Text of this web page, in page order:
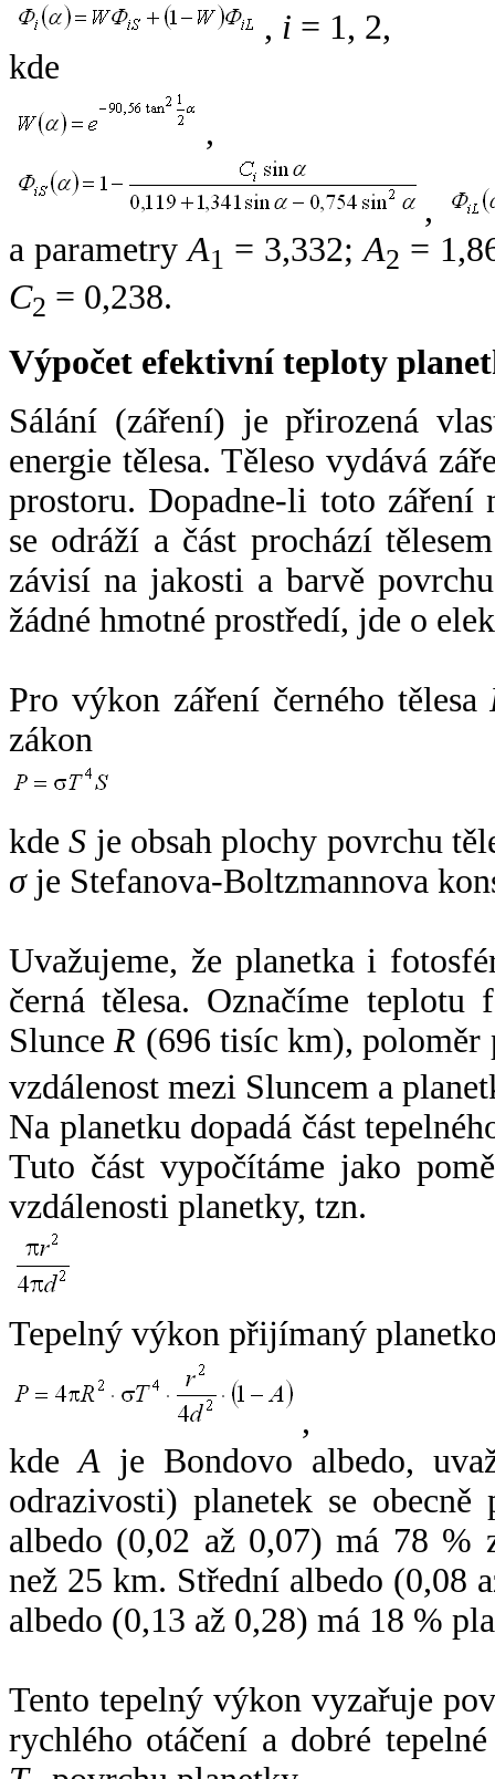
, i = 1, 2,
kde
,
,
a parametryA1 = 3,332;A2 =
C2 = 0,238.
Výpočet efektivní teploty
Sálání (záření) je přirozená
energie tělesa. Těleso vydává
prostoru. Dopadne-li toto záření
se odráží a část prochází
závisí na jakosti a barvě
žádné hmotné prostředí, jde o
Pro výkon záření černého tělesa
zákon
kdeS je obsah plochy povrchu
σje Stefanova-Boltzmannova
Uvažujeme, že planetka i
černá tělesa. Označíme
SlunceR (696 tisíc km),
vzdálenost mezi Sluncem a
Na planetku dopadá část
Tuto část vypočítáme jako
vzdálenosti planetky, tzn.
Tepelný výkon přijímaný
,
kdeA je Bondovo albedo,
odrazivosti) planetek se
albedo (0,02 až 0,07) má 78 %
než 25 km. Střední albedo (0,08
albedo (0,13 až 0,28) má 18 %
Tento tepelný výkon vyzařuje
rychlého otáčení a dobré